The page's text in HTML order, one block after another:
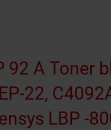
92 A Toner
22,
LBP -